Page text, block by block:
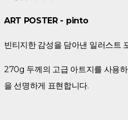
ART POSTER - pinto
빈티지한 감성을 담아낸 일러스트
270g 두께의 고급 아트지를 사용
을 선명하게 표현합니다.